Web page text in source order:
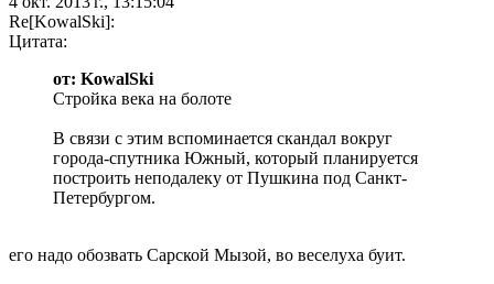
Re[KowalSki]:
Цитата:
от: KowalSki
Стройка века на болоте
В связи с этим вспоминается скандал вокруг
города-спутника Южный, который планируется
построить неподалеку от Пушкина под Санкт-
Петербургом.
его надо обозвать Сарской Мызой, во веселуха буит.